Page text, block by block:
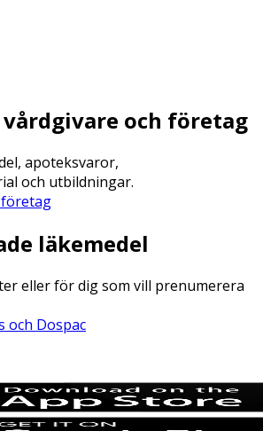
vårdgivare och företag
apoteksvaror,
och utbildningar.
företag
läkemedel
eller för dig som vill prenumerera
och Dospac